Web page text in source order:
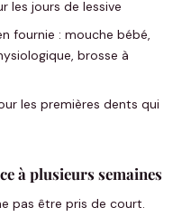
les jours de lessive
fournie : mouche bébé,
brosse à
les premières dents qui
à plusieurs semaines
pas être pris de court.